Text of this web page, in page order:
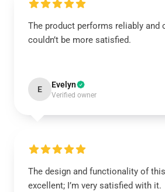
The product performs reliably and
couldn’t be more satisfied.
E Evelyn
Verified owner
The design and functionality of
excellent; I’m very satisfied with it.